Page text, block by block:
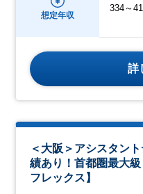
想定年収
334～
詳
＜大阪＞アシスタン
績あり！首都圏最大
フレックス】